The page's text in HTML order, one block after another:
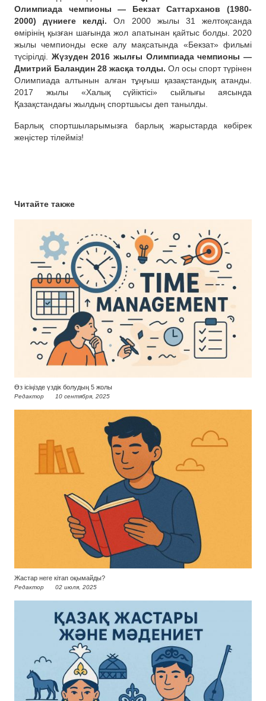
Олимпиада чемпионы — Бекзат Саттарханов (1980-
2000) дүниеге келді. Ол 2000 жылы 31 желтоқсанда
өмірінің қызған шағында жол апатынан қайтыс болды. 2020
жылы чемпионды еске алу мақсатында «Бекзат» фильмі
түсірілді. Жүзуден 2016 жылғы Олимпиада чемпионы —
Дмитрий Баландин 28 жасқа толды. Ол осы спорт түрінен
Олимпиада алтынын алған тұңғыш қазақстандық атанды.
2017 жылы «Халық сүйіктісі» сыйлығы аясында
Қазақстандағы жылдың спортшысы деп танылды.
Барлық спортшыларымызға барлық жарыстарда көбірек
жеңістер тілейміз!
Читайте также
Өз ісіңізде үздік болудың 5 жолы
Редактор 10 сентября, 2025
Жастар неге кітап оқымайды?
Редактор 02 июля, 2025